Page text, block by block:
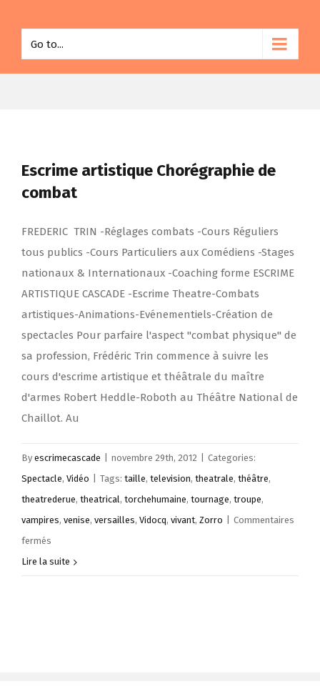
Go to...
Escrime artistique Chorégraphie de
combat
FREDERIC TRIN -Réglages combats -Cours Réguliers
tous publics -Cours Particuliers aux Comédiens -Stages
nationaux & Internationaux -Coaching forme ESCRIME
ARTISTIQUE CASCADE -Escrime Theatre-Combats
artistiques-Animations-Evénementiels-Création de
spectacles Pour parfaire l'aspect "combat physique" de
sa profession, Frédéric Trin commence à suivre les
cours d'escrime artistique et théâtrale du maître
d'armes Robert Heddle-Roboth au Théâtre National de
Chaillot. Au
By escrimecascade novembre 29th, 2012
Categories:
Spectacle, Vidéo Tags: taille, television, theatrale, théâtre,
theatrederue, theatrical, torchehumaine, tournage, troupe,
vampires, venise, versailles, Vidocq, vivant, Zorro
Commentaires
fermés
Escrime
Lire la suite